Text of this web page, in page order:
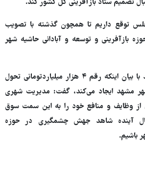
تصمیم ستاد بازآفرینی کل کشور کند.
توقع‌ داریم تا همچون گذشته با تصویب
بازآفرینی و توسعه و آبادانی حاشیه شهر
عضو شورای شهر مشهد با بیان اینکه رقم ۴ هزار میلیاردتومانی تحول
مشهد ایجاد می‌کند، گفت: مدیریت شهری
وظایف و منافع خود را به این سمت سوق
تا طی ۴ سال آینده شاهد جهش چشمگیری در حوزه
باشیم.